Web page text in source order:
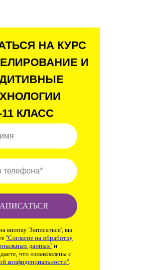
НА КУРС
И
11 КЛАСС
телефона*
кнопку 'Записаться', вы
''Согласие на обработку
данных''и
что ознакомлены с
конфиденциальности''.